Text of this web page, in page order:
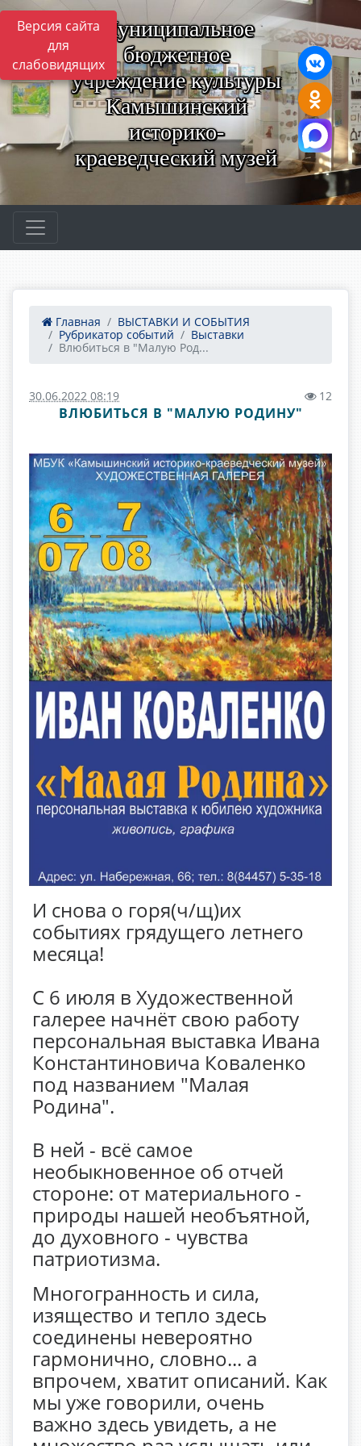
Версия сайта
для
слабовидящих
Муниципальное
бюджетное
учреждение культуры
Камышинский
историко-
краеведческий музей
Главная
ВЫСТАВКИ И СОБЫТИЯ
Рубрикатор событий
Выставки
Влюбиться в "Малую Род...
30.06.2022 08:19 12
ВЛЮБИТЬСЯ В "МАЛУЮ РОДИНУ"
И снова о горя(ч/щ)их
событиях грядущего летнего
месяца!
С 6 июля в Художественной
галерее начнёт свою работу
персональная выставка Ивана
Константиновича Коваленко
под названием "Малая
Родина".
В ней - всё самое
необыкновенное об отчей
стороне: от материального -
природы нашей необъятной,
до духовного - чувства
патриотизма.
Многогранность и сила,
изящество и тепло здесь
соединены невероятно
гармонично, словно... а
впрочем, хватит описаний. Как
мы уже говорили, очень
важно здесь увидеть, а не